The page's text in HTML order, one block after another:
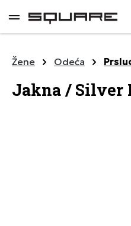
sadržaj
Žene Odeća
Jakna / Silver